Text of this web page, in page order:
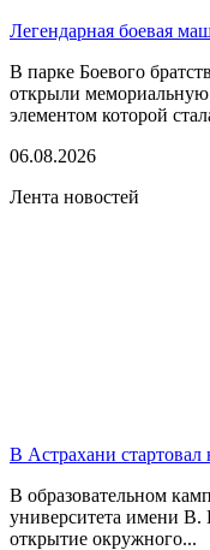
Легендарная боевая
В парке Боевого
открыли
элементом которой
06.08.2026
Лента новостей
В Астрахани
В образовательном
университета имени
открытие окружного...